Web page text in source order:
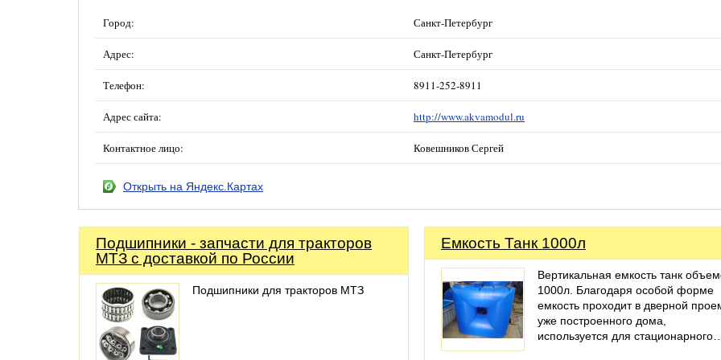
Город: Санкт-Петербург
Адрес: Санкт-Петербург
Телефон: 8911-252-8911
Адрес сайта: http://www.akvamodul.ru
Контактное лицо: Ковешников Сергей
Открыть на Яндекс.Картах
Подшипники - запчасти для тракторов
МТЗ с доставкой по России
Подшипники для тракторов МТЗ
Емкость Танк 1000л
Вертикальная емкость танк
1000л. Благодаря особой форме
емкость проходит в дверной
уже построенного дома,
используется для стационарного…